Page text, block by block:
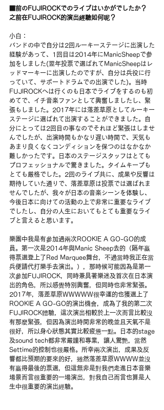
■前のFUJIROCKでのライブはいかがでしたか？
之前在FUJIROCK的演出經驗如何呢？
小白：
バンドの中で自分は2回ルーキーステージに出演した
経験があって、1回目は2014年にManicSheepで参
加をしました(翌年投票で選ばれてManicSheepはレ
ッドマーキーに出演したのですが、自分は兵役に行
っていて、サポートドラムでの出演でした)。当時
FUJIROCKへは行くのも日本でライブをするのも初
めてで、イチ音楽ファンとして興奮しましたし、緊
張もしました。2017年には落差草原としてルーキー
ステージに選ばれて出演することができました。自
分にとっては2回目の事なのでそれほど緊張はしませ
んでしたが、出演時間もかなり遅い時間で、天気も
あまり良くなくコンディションを保つのはなかなか
難しかったです。日本のステージスタッフはとても
プロフェッショナルで驚きました。タイムキープも
とても厳格でした。2回のライブ共に、成果や反響は
期待していた通りで、落差草原は投票では選ばれま
せんでしたが、我々が日本の音楽シーンを体験し、
今後日本に向けての活動の上で非常に重要なライブ
でしたし、自分の人生においてもとても重要なライ
ブと言えると思います。
樂團中我是有參加過兩次ROOKIE A GO-GO的成
員。第一次是2014年與Manic Sheep去的（隔年贏
得票選登上了Red Marquee舞台，不過當時我正在當
兵便請代打樂手去演出。），那時候可能因為是第一
次參加FUJIROCK，同時兼具著樂迷及首次在日本演
出的角色，所以感覺特別興奮，但同時也非常緊張。
2017年，落差草原WWWWW很幸運的也獲選上了
ROOKIE A GO-GO的演出機會，成為了我的第二次
FUJIROCK體驗，這次演出相較於上一次而言比較沒
有那麼緊張，但因為演出時間非常的晚並且天氣不是
很好，所以身心狀態其實比較疲憊一點。日本的stage
及sound tech都非常嚴謹和專業，讓人驚艷，當然
Settime的控制也很嚴格。所幸兩次演出，成果及反
響都比預期的要來的好，雖然落差草原WWWW並沒
有贏得最後的票選，但這無非是對我們走進日本音樂
場景而言很重要的一場演出，對我自己而言也算是人
生中很重要的演出經驗。